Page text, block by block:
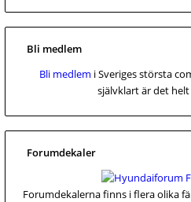
Bli medlem
Bli medlem i Sveriges största
självklart är det
Forumdekaler
Forumdekalerna finns i flera olika